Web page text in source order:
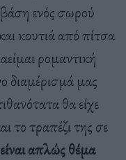
ενός σωρού
κουτιά από πίτσα
ρομαντική
διαμέρισμά μας
θα είχε
το τραπέζι της σε
απλώς θέμα